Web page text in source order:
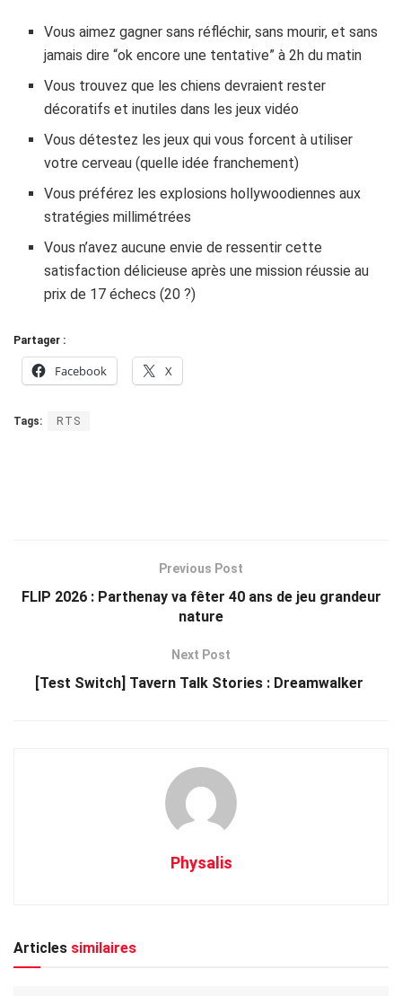
Vous aimez gagner sans réfléchir, sans mourir, et sans
jamais dire “ok encore une tentative” à 2h du matin
Vous trouvez que les chiens devraient rester
décoratifs et inutiles dans les jeux vidéo
Vous détestez les jeux qui vous forcent à utiliser
votre cerveau (quelle idée franchement)
Vous préférez les explosions hollywoodiennes aux
stratégies millimétrées
Vous n’avez aucune envie de ressentir cette
satisfaction délicieuse après une mission réussie au
prix de 17 échecs (20 ?)
Partager :
Facebook X
Tags: RTS
Previous Post
FLIP 2026 : Parthenay va fêter 40 ans de jeu grandeur
nature
Next Post
[Test Switch] Tavern Talk Stories : Dreamwalker
Physalis
Articles similaires